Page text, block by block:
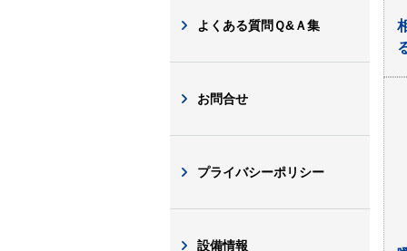
よくある質問Ｑ&Ａ集
お問合せ
プライバシーポリシー
設備情報